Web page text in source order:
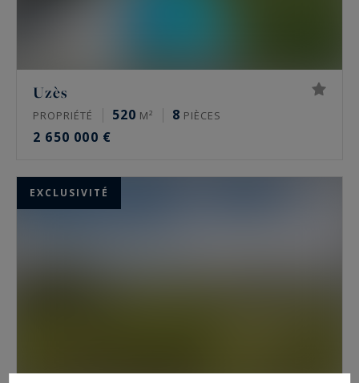
Uzès
PROPRIÉTÉ 520 M² 8 PIÈCES
2 650 000 €
EXCLUSIVITÉ